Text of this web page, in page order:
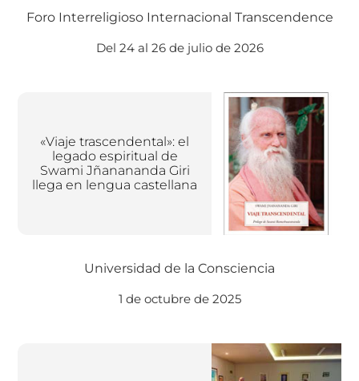
Foro Interreligioso Internacional Transcendence
Del 24 al 26 de julio de 2026
«Viaje trascendental»: el
legado espiritual de
Swami Jñanananda Giri
llega en lengua castellana
Universidad de la Consciencia
1 de octubre de 2025